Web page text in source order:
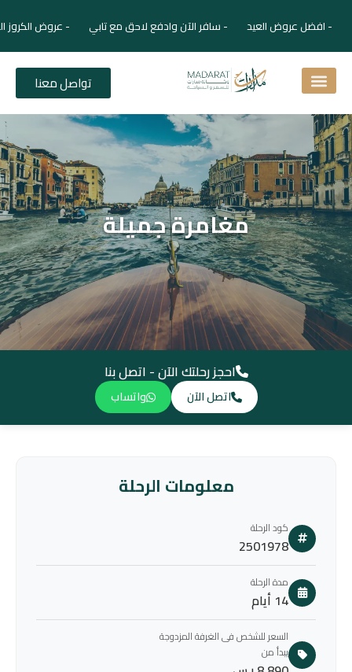
- افضل عروض العيد - سافر الآن وادفع لاحق مع تابي - عروض الكروز
تواصل معنا
مغامرة جميلة
احجز رحلتك الآن - اتصل بنا
اتصل الآن واتساب
معلومات الرحلة
كود الرحلة
2501978
مدة الرحلة
14 أيام
السعر للشخص فى الغرفة المزدوجة
يبدأ من